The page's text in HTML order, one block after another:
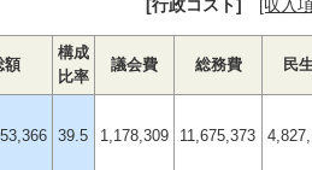
[行政コスト] [収入
額
構成
比率
議会費 総務費 民
39.5 1,178,309 11,675,373